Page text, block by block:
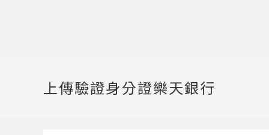
上傳驗證身分證樂天銀行